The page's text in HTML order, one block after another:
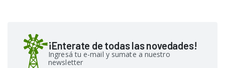
¡Enterate de todas las novedades!
Ingresá tu e-mail y sumate a nuestro
newsletter